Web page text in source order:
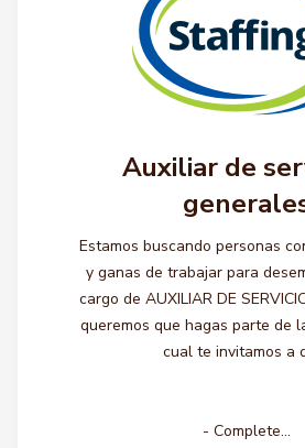
Auxiliar de
Estamos buscando personas
y ganas de trabajar para
cargo de AUXILIAR DE
queremos que hagas parte de
cual te invitamos a
- Complete...